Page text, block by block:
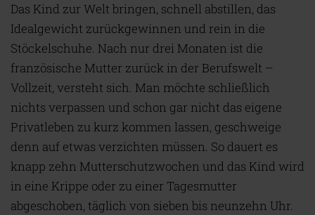
Das Kind zur Welt bringen, schnell abstillen, das
Idealgewicht zurückgewinnen und rein in die
Stöckelschuhe. Nach nur drei Monaten ist die
französische Mutter zurück in der Berufswelt –
Vollzeit, versteht sich. Man möchte schließlich
nichts verpassen und schon gar nicht das eigene
Privatleben zu kurz kommen lassen, geschweige
denn auf etwas verzichten müssen. So dauert es
knapp zehn Mutterschutzwochen und das Kind wird
in eine Krippe oder zu einer Tagesmutter
abgeschoben, täglich von sieben bis neunzehn Uhr.